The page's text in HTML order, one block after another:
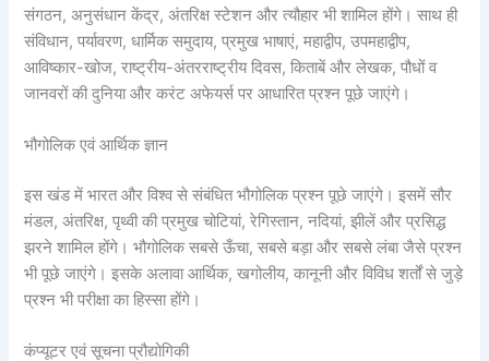
संगठन, अनुसंधान केंद्र, अंतरिक्ष स्टेशन और त्यौहार भी शामिल होंगे। साथ ही
संविधान, पर्यावरण, धार्मिक समुदाय, प्रमुख भाषाएं, महाद्वीप, उपमहाद्वीप,
आविष्कार-खोज, राष्ट्रीय-अंतरराष्ट्रीय दिवस, किताबें और लेखक, पौधों व
जानवरों की दुनिया और करंट अफेयर्स पर आधारित प्रश्न पूछे जाएंगे।
भौगोलिक एवं आर्थिक ज्ञान
इस खंड में भारत और विश्व से संबंधित भौगोलिक प्रश्न पूछे जाएंगे। इसमें सौर
मंडल, अंतरिक्ष, पृथ्वी की प्रमुख चोटियां, रेगिस्तान, नदियां, झीलें और प्रसिद्ध
झरने शामिल होंगे। भौगोलिक सबसे ऊँचा, सबसे बड़ा और सबसे लंबा जैसे प्रश्न
भी पूछे जाएंगे। इसके अलावा आर्थिक, खगोलीय, कानूनी और विविध शर्तों से जुड़े
प्रश्न भी परीक्षा का हिस्सा होंगे।
कंप्यूटर एवं सूचना प्रौद्योगिकी